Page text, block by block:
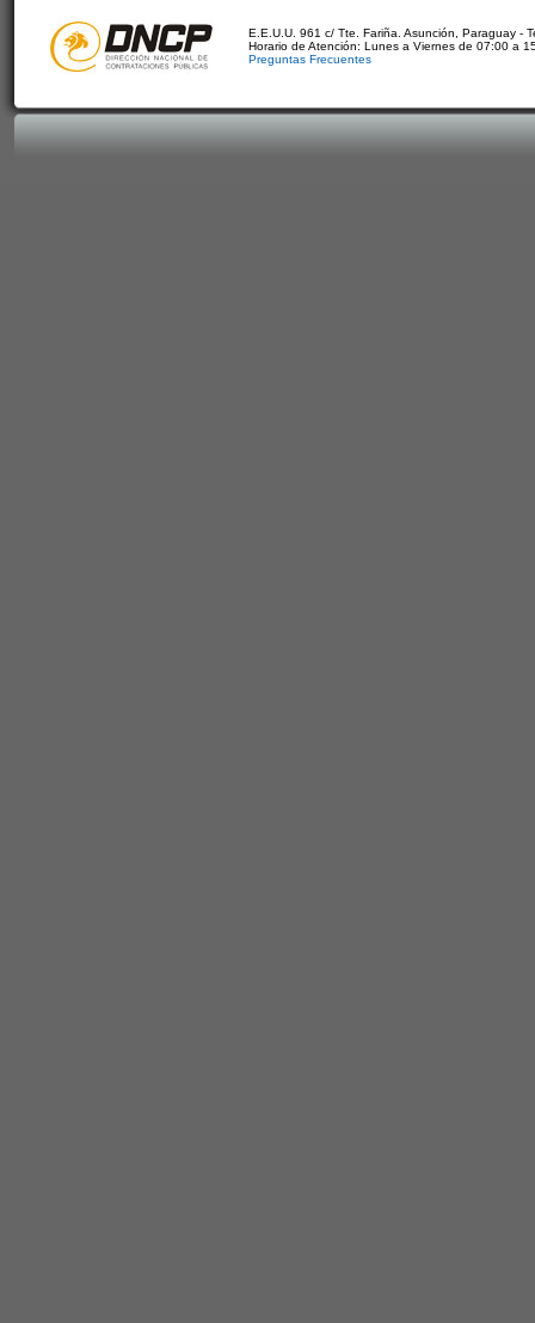
E.E.U.U. 961 c/ Tte. Fariña. Asunción, Paraguay -
Horario de Atención: Lunes a Viernes de 07:00 a
Preguntas Frecuentes